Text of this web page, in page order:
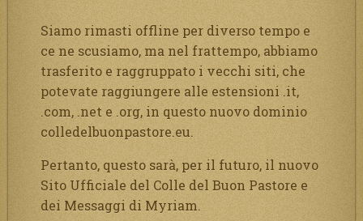
Siamo rimasti offline per diverso tempo e
ce ne scusiamo, ma nel frattempo, abbiamo
trasferito e raggruppato i vecchi siti, che
potevate raggiungere alle estensioni .it,
.com, .net e .org, in questo nuovo dominio
colledelbuonpastore.eu.
Pertanto, questo sarà, per il futuro, il nuovo
Sito Ufficiale del Colle del Buon Pastore e
dei Messaggi di Myriam.